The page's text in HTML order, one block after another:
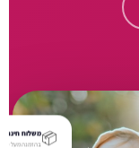
📦בהזמנה מעל ₪250